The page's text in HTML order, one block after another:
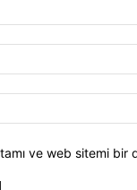
ve web sitemi bir